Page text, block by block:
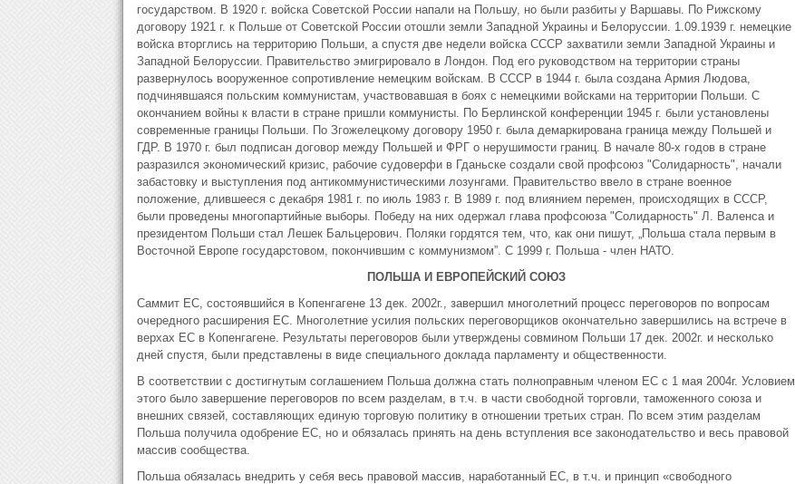
государством. В 1920 г. войска Советской России напали на Польшу, но были разбиты у Варшавы. По Рижскому
договору 1921 г. к Польше от Советской России отошли земли Западной Украины и Белоруссии. 1.09.1939 г. немецкие
войска вторглись на территорию Польши, а спустя две недели войска СССР захватили земли Западной Украины и
Западной Белоруссии. Правительство эмигрировало в Лондон. Под его руководством на территории страны
развернулось вооруженное сопротивление немецким войскам. В СССР в 1944 г. была создана Армия Людова,
подчинявшаяся польским коммунистам, участвовавшая в боях с немецкими войсками на территории Польши. С
окончанием войны к власти в стране пришли коммунисты. По Берлинской конференции 1945 г. были установлены
современные границы Польши. По Згожелецкому договору 1950 г. была демаркирована граница между Польшей и
ГДР. В 1970 г. был подписан договор между Польшей и ФРГ о нерушимости границ. В начале 80-х годов в стране
разразился экономический кризис, рабочие судоверфи в Гданьске создали свой профсоюз "Солидарность", начали
забастовку и выступления под антикоммунистическими лозунгами. Правительство ввело в стране военное
положение, длившееся с декабря 1981 г. по июль 1983 г. В 1989 г. под влиянием перемен, происходящих в СССР,
были проведены многопартийные выборы. Победу на них одержал глава профсоюза "Солидарность" Л. Валенса и
президентом Польши стал Лешек Бальцерович. Поляки гордятся тем, что, как они пишут, „Польша стала первым в
Восточной Европе государстовом, покончившим с коммунизмом”. С 1999 г. Польша - член НАТО.
ПОЛЬША И ЕВРОПЕЙСКИЙ СОЮЗ
Саммит ЕС, состоявшийся в Копенгагене 13 дек. 2002г., завершил многолетний процесс переговоров по вопросам
очередного расширения ЕС. Многолетние усилия польских переговорщиков окончательно завершились на встрече в
верхах ЕС в Копенгагене. Результаты переговоров были утверждены совмином Польши 17 дек. 2002г. и несколько
дней спустя, были представлены в виде специального доклада парламенту и общественности.
В соответствии с достигнутым соглашением Польша должна стать полноправным членом ЕС с 1 мая 2004г. Условием
этого было завершение переговоров по всем разделам, в т.ч. в части свободной торговли, таможенного союза и
внешних связей, составляющих единую торговую политику в отношении третьих стран. По всем этим разделам
Польша получила одобрение ЕС, но и обязалась принять на день вступления все законодательство и весь правовой
массив сообщества.
Польша обязалась внедрить у себя весь правовой массив, наработанный ЕС, в т.ч. и принцип «свободного